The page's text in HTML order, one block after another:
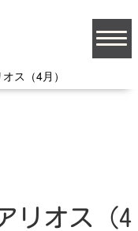
大
ス（4月）
リオス（4